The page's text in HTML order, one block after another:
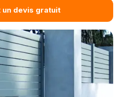
un devis gratuit